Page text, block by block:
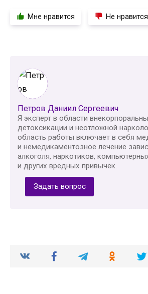
Мне нравится Не нравится
Петров Даниил Сергеевич
Я эксперт в области
детоксикации и неотложной
область работы включает в себя
и немедикаментозное лечение
алкоголя, наркотиков,
и других вредных привычек.
Задать вопрос